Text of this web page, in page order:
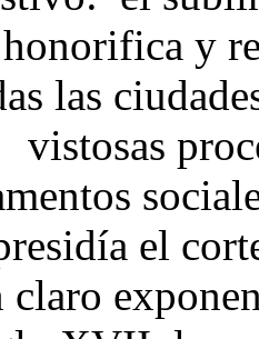
y
las
vistosas
el